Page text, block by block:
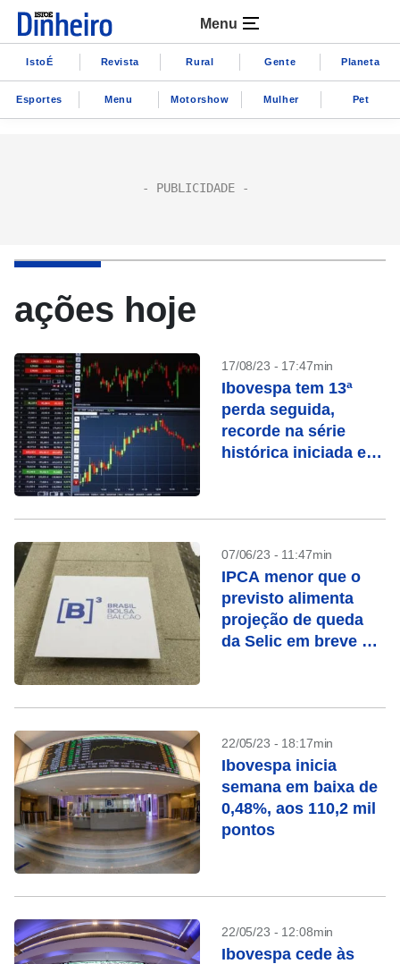
Menu
IstoÉ Revista Rural Gente Planeta
Esportes Menu Motorshow Mulher Pet
ações hoje
17/08/23 - 17:47min
Ibovespa tem 13ª
perda seguida,
recorde na série
histórica iniciada em
07/06/23 - 11:47min
IPCA menor que o
previsto alimenta
projeção de queda
da Selic em breve e
22/05/23 - 18:17min
Ibovespa inicia
semana em baixa de
0,48%, aos 110,2 mil
pontos
22/05/23 - 12:08min
Ibovespa cede às